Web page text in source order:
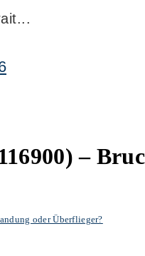
–
oder Überflieger?